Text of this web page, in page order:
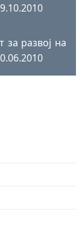
развој на